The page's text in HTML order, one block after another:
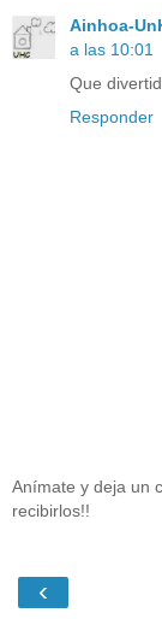
Ainhoa-
a las 10:01
Que
Responder
Anímate y deja un
recibirlos!!
‹